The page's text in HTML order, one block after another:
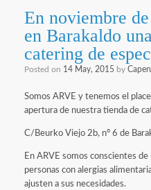
En noviembre
en Barakaldo
catering de
Posted on 14 May, 2015 by
Somos ARVE y tenemos el
apertura de nuestra tienda de
C/Beurko Viejo 2b, nº 6 de
En ARVE somos conscientes
personas con alergias
ajusten a sus necesidades.